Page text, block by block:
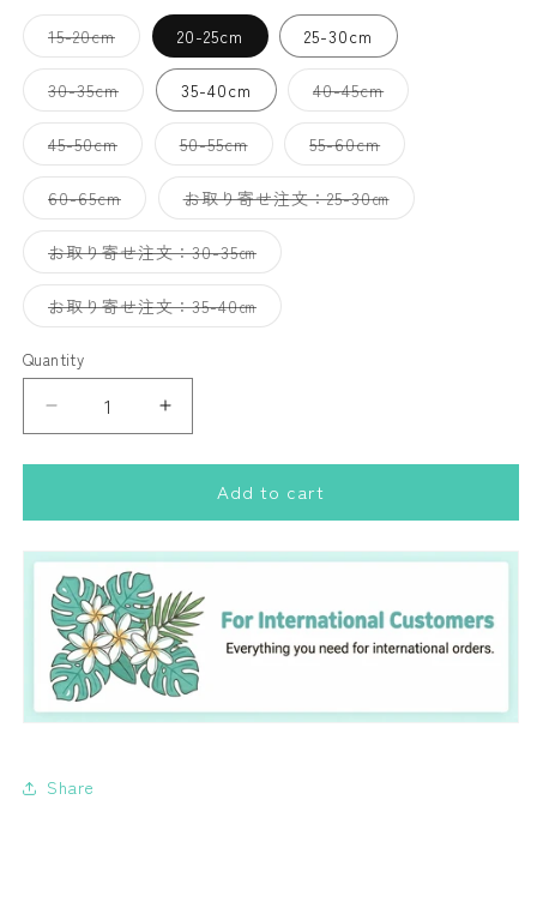
15-20cmVariant
sold
out
or
unavailable
20-25cm 25-30cm
30-35cmVariant
sold
out
unavailable
35-40cm 40-45cmVariant
sold
out
unavailable
45-50cmVariant
sold
out
or
unavailable
50-55cmVariant
sold
out
or
unavailable
55-60cmVariant
sold
out
or
unavailable
60-65cmVariant
sold
out
or
unavailable
お取り寄せ注文：25-30㎝Variant
sold
お取り寄せ注文：30-35㎝Variant
sold
out
unavailable
お取り寄せ注文：35-40㎝Variant
sold
Quantity
Quantity
Decrease
quantity
for
色
ブ
ル
ー
ロ
ン
グ
フ
ザ
Increase
quantity
for
色
ブ
ー
ロ
ン
グ
フ
Add to cart
Share